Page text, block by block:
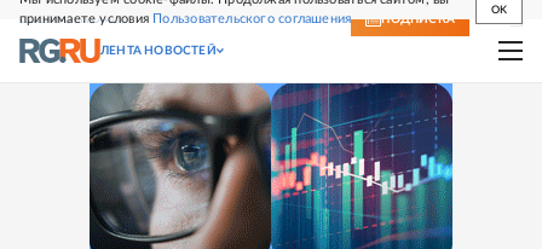
принимаете условия Пользовательского соглашения
OK
СВЕЖИЙ НОМЕР ПОДПИСКА
ЛЕНТА НОВОСТЕЙ